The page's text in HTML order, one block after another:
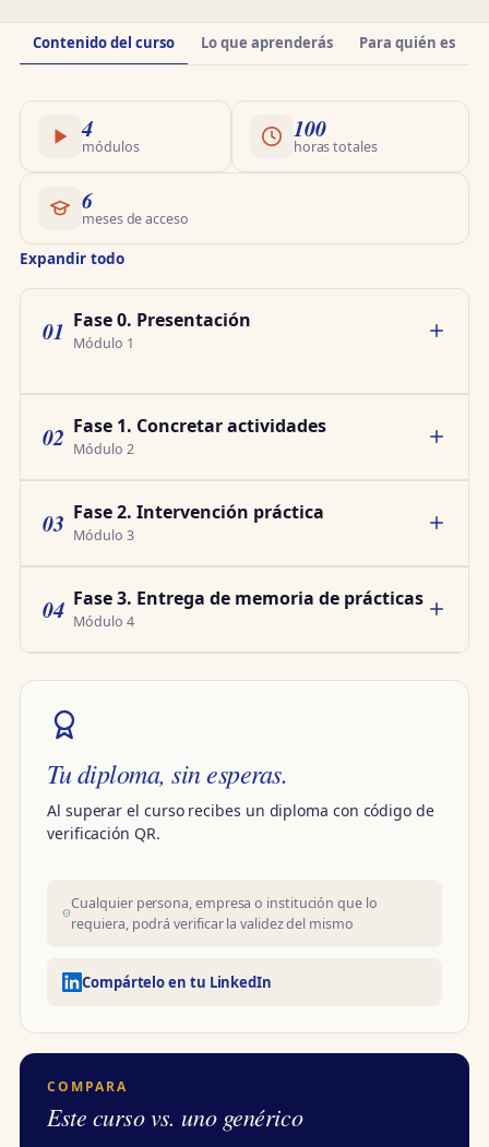
Información
del
Contenido del curso Lo que aprenderás Para quién es
4
módulos
100
horas totales
6
meses de acceso
Expandir todo
01 Fase 0. Presentación
Módulo 1
02 Fase 1. Concretar actividades
Módulo 2
03 Fase 2. Intervención práctica
Módulo 3
04 Fase 3. Entrega de memoria de prácticas
Módulo 4
Tu diploma, sin esperas.
Al superar el curso recibes un diploma con código de
verificación QR.
Cualquier persona, empresa o institución que lo
requiera, podrá verificar la validez del mismo
Compártelo en tu LinkedIn
COMPARA
Este curso vs. uno genérico